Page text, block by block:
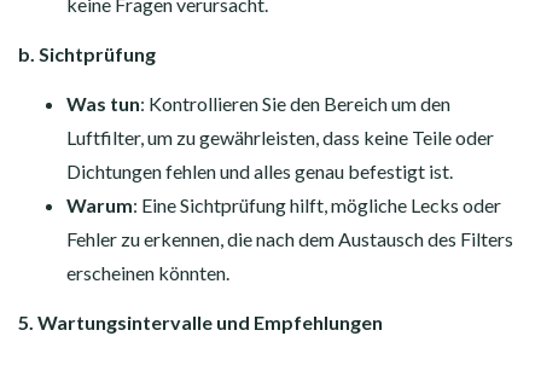
b. Sichtprüfung
Was tun: Kontrollieren Sie den Bereich um den
Luftfilter, um zu gewährleisten, dass keine Teile oder
Dichtungen fehlen und alles genau befestigt ist.
Warum: Eine Sichtprüfung hilft, mögliche Lecks oder
Fehler zu erkennen, die nach dem Austausch des Filters
erscheinen könnten.
5. Wartungsintervalle und Empfehlungen